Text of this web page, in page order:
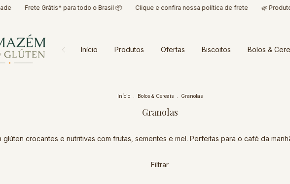
Frete Grátis* para todo o Brasil 📦 Clique e confira nossa política de frete 🌿
Início Produtos Ofertas Biscoitos Bolos &
Início Bolos & Cereais Granolas
Granolas
glúten crocantes e nutritivas com frutas, sementes e mel. Perfeitas para o café da
Filtrar